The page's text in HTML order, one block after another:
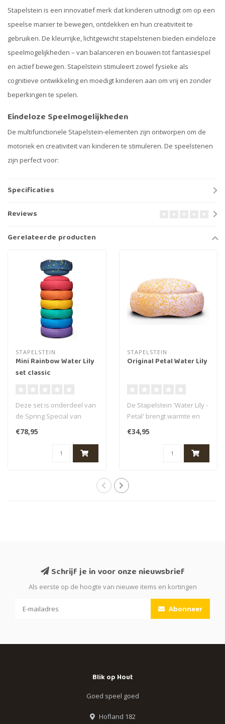
Stapelstein is een innovatief merk dat kinderen uitnodigt om op een
speelse manier te bewegen, ontdekken en hun creativiteit te
gebruiken. De kleurrijke, lichtgewicht stapelstenen bieden eindeloze
speelmogelijkheden – van balanceren en bouwen tot fantasiespel
en actief bewegen. Stapelstein stimuleert zowel fysieke als
cognitieve ontwikkeling en moedigt kinderen aan om vrij en zonder
beperkingen te spelen.
Eindeloze Speelmogelijkheden
De multifunctionele Stapelstein-elementen zijn ontworpen om de
motoriek en creativiteit van kinderen te stimuleren. De speelstenen
zijn perfect voor:
Specificaties
Reviews
Gerelateerde producten
STAPELSTEIN
Mini Rainbow Water Lily
set classic
Deze set is onderdeel van
de Spring Special van
Stapelstein, daarom is
deze set ..
€78,95
STAPELSTEIN
Original Petal Water Lily
De Stapelstein 'Water Lily -
Petal' brengt warmte en
speelsheid in elke
speelrui..
€34,95
Schrijf je in voor onze nieuwsbrief
Als eerste op de hoogte van nieuwe items en kortingen
Abonneer
Blik op Hout
Goed speel goed
Hofland 182